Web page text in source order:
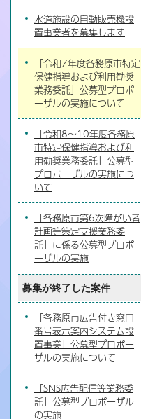
水道施設の自動販売機設
置事業者を募集します
「令和7年度各務原市特定
保健指導および利用勧奨
業務委託」公募型プロポ
ーザルの実施について
「令和8～10年度各務原
市特定保健指導および利
用勧奨業務委託」公募型
プロポーザルの実施につ
いて
「各務原市第6次障がい者
計画等策定支援業務委
託」に係る公募型プロポ
ーザルの実施
募集が終了した案件
「各務原市広告付き窓口
番号表示案内システム設
置事業」公募型プロポー
ザルの実施について
「SNS広告配信等業務委
託」公募型プロポーザル
の実施